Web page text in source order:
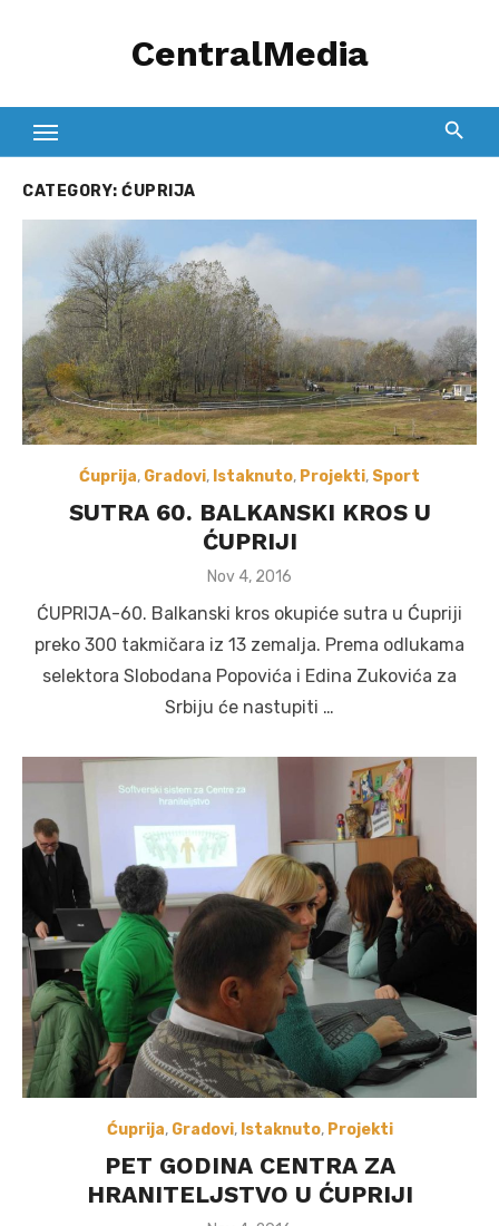
CentralMedia
CATEGORY: ĆUPRIJA
Ćuprija, Gradovi, Istaknuto, Projekti, Sport
SUTRA 60. BALKANSKI KROS U
ĆUPRIJI
Posted
Nov 4, 2016
ĆUPRIJA-60. Balkanski kros okupiće sutra u Ćupriji
preko 300 takmičara iz 13 zemalja. Prema odlukama
selektora Slobodana Popovića i Edina Zukovića za
Srbiju će nastupiti …
Ćuprija, Gradovi, Istaknuto, Projekti
PET GODINA CENTRA ZA
HRANITELJSTVO U ĆUPRIJI